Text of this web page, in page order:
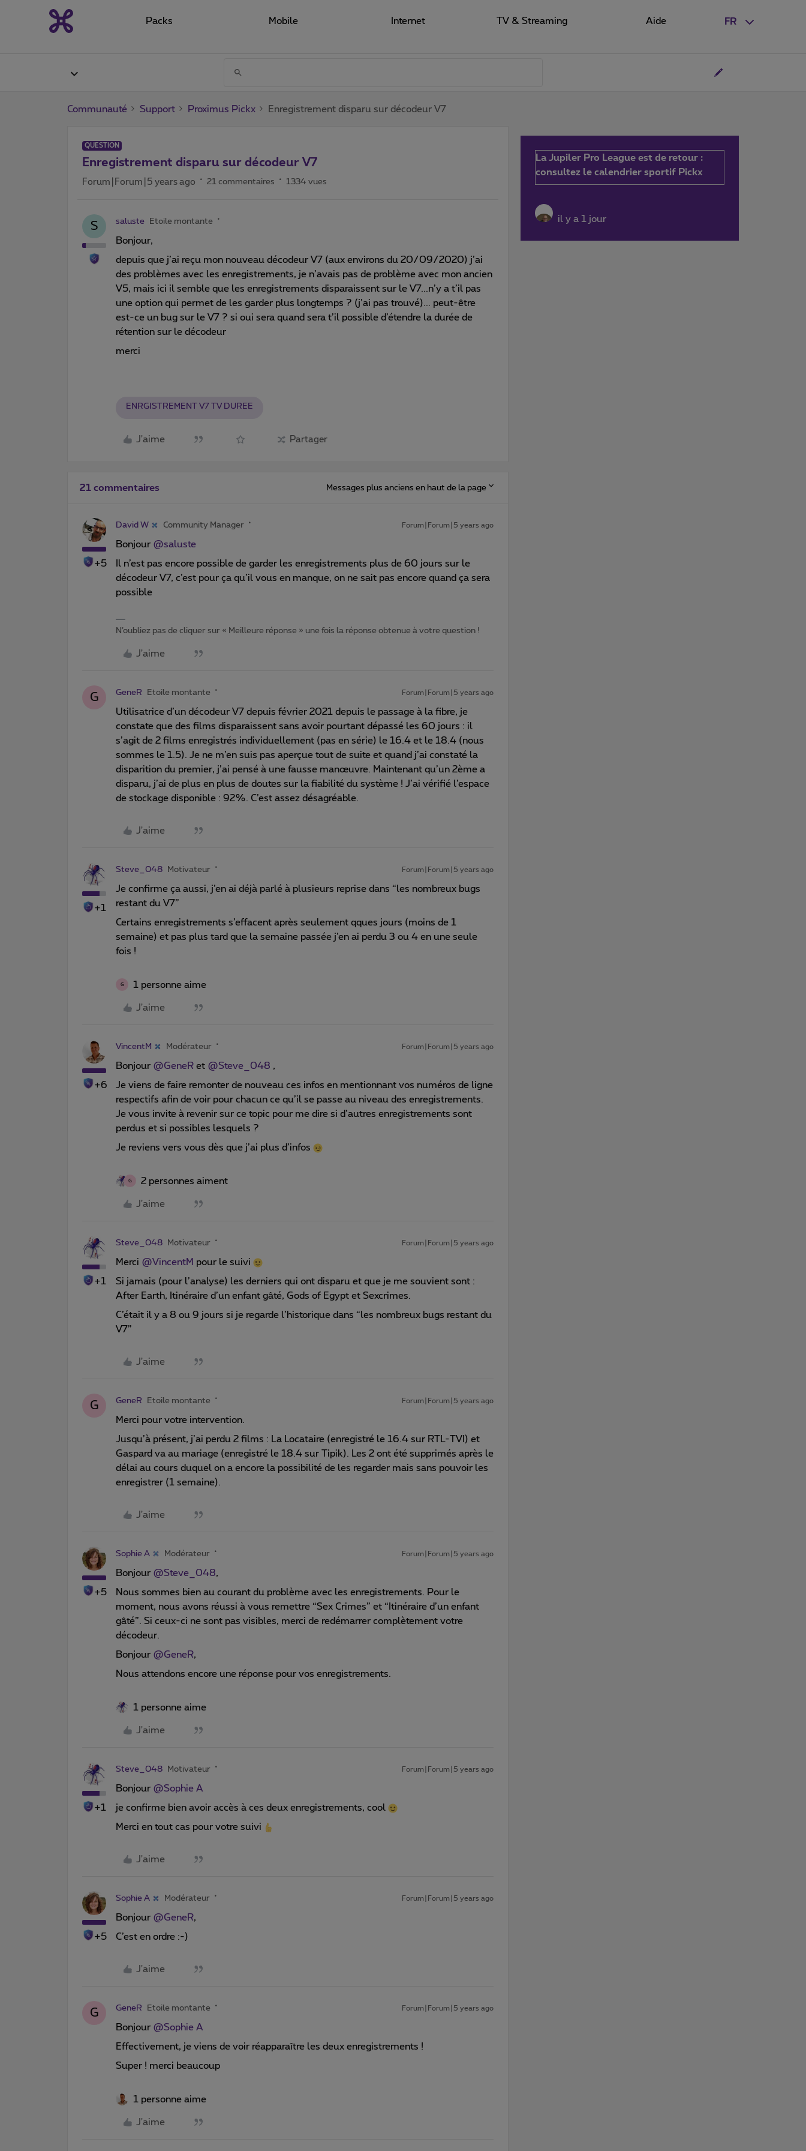
FR
Packs Mobile Internet TV & Streaming Aide
Communauté Support Proximus Pickx Enregistrement disparu sur décodeur V7
QUESTION
Enregistrement disparu sur décodeur V7
Forum|Forum|5 years ago 21 commentaires 1334 vues
S saluste Etoile montante
Bonjour,
depuis que j’ai reçu mon nouveau décodeur V7 (aux environs du 20/09/2020) j’ai
des problèmes avec les enregistrements, je n’avais pas de problème avec mon ancien
V5, mais ici il semble que les enregistrements disparaissent sur le V7...n’y a t’il pas
une option qui permet de les garder plus longtemps ? (j’ai pas trouvé)... peut-être
est-ce un bug sur le V7 ? si oui sera quand sera t’il possible d’étendre la durée de
rétention sur le décodeur
merci
ENRGISTREMENT V7 TV DUREE
J'aime Partager
21 commentaires Messages plus anciens en haut de la page
+5
David W Community Manager Forum|Forum|5 years ago
Bonjour @saluste
Il n’est pas encore possible de garder les enregistrements plus de 60 jours sur le
décodeur V7, c’est pour ça qu’il vous en manque, on ne sait pas encore quand ça sera
possible
N’oubliez pas de cliquer sur « Meilleure réponse » une fois la réponse obtenue à votre question !
J'aime
G GeneR Etoile montante Forum|Forum|5 years ago
Utilisatrice d’un décodeur V7 depuis février 2021 depuis le passage à la fibre, je
constate que des films disparaissent sans avoir pourtant dépassé les 60 jours : il
s’agit de 2 films enregistrés individuellement (pas en série) le 16.4 et le 18.4 (nous
sommes le 1.5). Je ne m’en suis pas aperçue tout de suite et quand j’ai constaté la
disparition du premier, j’ai pensé à une fausse manœuvre. Maintenant qu’un 2ème a
disparu, j’ai de plus en plus de doutes sur la fiabilité du système ! J’ai vérifié l’espace
de stockage disponible : 92%. C’est assez désagréable.
J'aime
+1
Steve_048 Motivateur Forum|Forum|5 years ago
Je confirme ça aussi, j’en ai déjà parlé à plusieurs reprise dans “les nombreux bugs
restant du V7”
Certains enregistrements s’effacent après seulement qques jours (moins de 1
semaine) et pas plus tard que la semaine passée j’en ai perdu 3 ou 4 en une seule
fois !
G 1 personne aime
J'aime
+6
VincentM Modérateur Forum|Forum|5 years ago
Bonjour @GeneR et @Steve_048 ,
Je viens de faire remonter de nouveau ces infos en mentionnant vos numéros de ligne
respectifs afin de voir pour chacun ce qu’il se passe au niveau des enregistrements.
Je vous invite à revenir sur ce topic pour me dire si d’autres enregistrements sont
perdus et si possibles lesquels ?
Je reviens vers vous dès que j’ai plus d’infos
G 2 personnes aiment
J'aime
+1
Steve_048 Motivateur Forum|Forum|5 years ago
Merci @VincentM pour le suivi
Si jamais (pour l’analyse) les derniers qui ont disparu et que je me souvient sont :
After Earth, Itinéraire d’un enfant gâté, Gods of Egypt et Sexcrimes.
C’était il y a 8 ou 9 jours si je regarde l’historique dans “les nombreux bugs restant du
V7”
J'aime
G GeneR Etoile montante Forum|Forum|5 years ago
Merci pour votre intervention.
Jusqu’à présent, j’ai perdu 2 films : La Locataire (enregistré le 16.4 sur RTL-TVI) et
Gaspard va au mariage (enregistré le 18.4 sur Tipik). Les 2 ont été supprimés après le
délai au cours duquel on a encore la possibilité de les regarder mais sans pouvoir les
enregistrer (1 semaine).
J'aime
+5
Sophie A Modérateur Forum|Forum|5 years ago
Bonjour @Steve_048,
Nous sommes bien au courant du problème avec les enregistrements. Pour le
moment, nous avons réussi à vous remettre “Sex Crimes” et “Itinéraire d’un enfant
gâté”. Si ceux-ci ne sont pas visibles, merci de redémarrer complètement votre
décodeur.
Bonjour @GeneR,
Nous attendons encore une réponse pour vos enregistrements.
1 personne aime
J'aime
+1
Steve_048 Motivateur Forum|Forum|5 years ago
Bonjour @Sophie A
je confirme bien avoir accès à ces deux enregistrements, cool
Merci en tout cas pour votre suivi
J'aime
+5
Sophie A Modérateur Forum|Forum|5 years ago
Bonjour @GeneR,
C’est en ordre :-)
J'aime
G GeneR Etoile montante Forum|Forum|5 years ago
Bonjour @Sophie A
Effectivement, je viens de voir réapparaître les deux enregistrements !
Super ! merci beaucoup
1 personne aime
J'aime
La Jupiler Pro League est de retour :
consultez le calendrier sportif Pickx
il y a 1 jour